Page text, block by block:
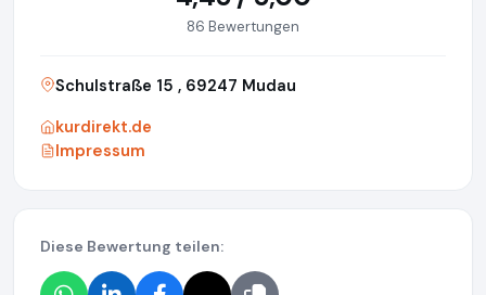
86 Bewertungen
Schulstraße 15 , 69247 Mudau
kurdirekt.de
Impressum
Diese Bewertung teilen: